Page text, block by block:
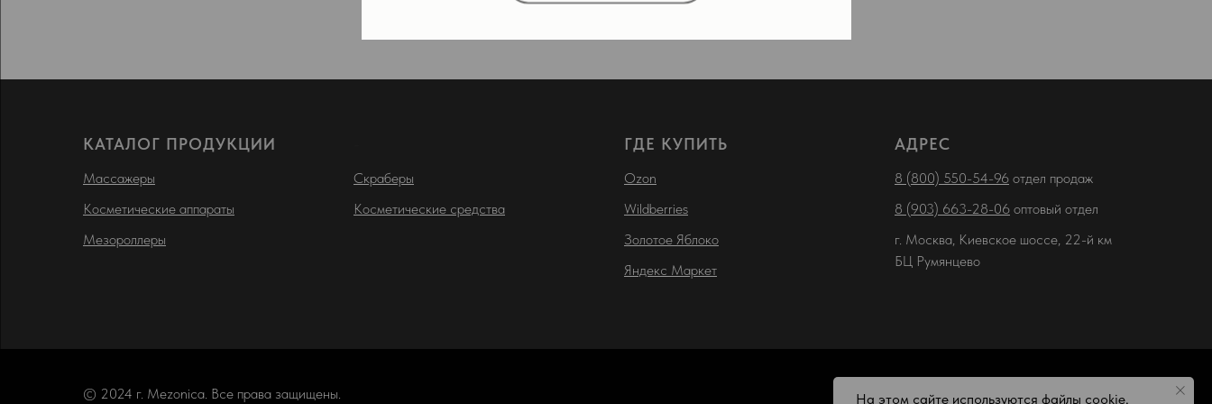
КАТАЛОГ ПРОДУКЦИИ
Массажеры
Косметические аппараты
Мезороллеры
Скраберы
Косметические средства
ГДЕ КУПИТЬ
Ozon
Wildberries
Золотое Яблоко
Яндекс Маркет
АДРЕС
8 (800) 550-54-96 отдел продаж
8 (903) 663-28-06 оптовый отдел
г. Москва, Киевское шоссе, 22-й км
БЦ Румянцево
© 2024 г. Mezonica. Все права защищены. На этом сайте используются файлы cookie.